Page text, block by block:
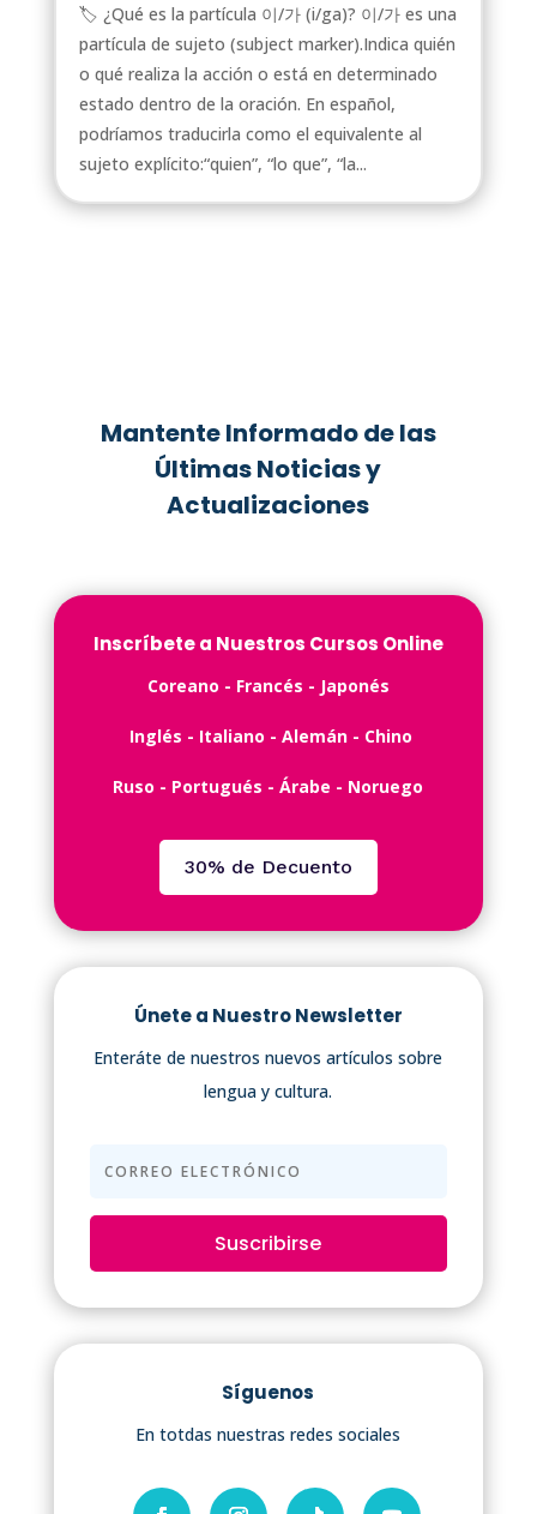
🏷️ ¿Qué es la partícula 이/가 (i/ga)? 이/가 es una
partícula de sujeto (subject marker).Indica quién
o qué realiza la acción o está en determinado
estado dentro de la oración. En español,
podríamos traducirla como el equivalente al
sujeto explícito:“quien”, “lo que”, “la...
Mantente Informado de las
Últimas Noticias y
Actualizaciones
Inscríbete a Nuestros Cursos Online
C️oreano - ️Francés -️ Japonés
Inglés -️ Italiano - Alemán - Chino
Ruso - Portugués - Árabe - Noruego
30% de Decuento
Únete a Nuestro Newsletter
Enteráte de nuestros nuevos artículos sobre
lengua y cultura.
Suscribirse
Síguenos
En totdas nuestras redes sociales